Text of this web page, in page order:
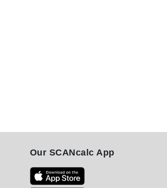
Our SCANcalc App